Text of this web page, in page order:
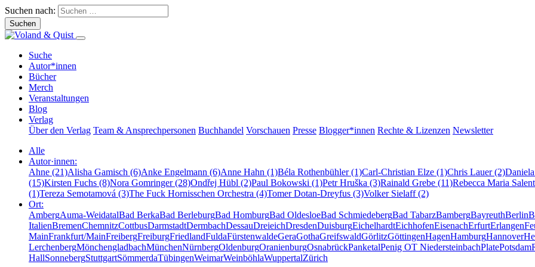
Suchen nach:
Suche
Autor*innen
Bücher
Merch
Veranstaltungen
Blog
Verlag
Über den Verlag Team & Ansprechpersonen Buchhandel Vorschauen Presse Blogger*innen Rechte & Lizenzen Newsletter
Alle
Autor·innen:
Ahne (21)Alisha Gamisch (6)Anke Engelmann (6)Anne Hahn (1)Béla Rothenbühler (1)Carl-Christian Elze (1)Chris Lauer (2)
(15)Kirsten Fuchs (8)Nora Gomringer (28)Ondřej Hübl (2)Paul Bokowski (1)Petr Hruška (3)Rainald Grebe (11)Rebecca Maria
(1)Tereza Semotamová (3)The Fuck Hornisschen Orchestra (4)Tomer Dotan-Dreyfus (3)Volker Sielaff (2)
Ort:
AmbergAuma-WeidatalBad BerkaBad BerleburgBad HomburgBad OldesloeBad SchmiedebergBad TabarzBambergBayreuthBerlin
ItalienBremenChemnitzCottbusDarmstadtDermbachDessauDreieichDresdenDuisburgEichelhardtEichhofenEisenachErfurtErlangen
MainFrankfurt/MainFreibergFreiburgFriedlandFuldaFürstenwaldeGeraGothaGreifswaldGörlitzGöttingenHagenHamburgHannover
LerchenbergMönchengladbachMünchenNürnbergOldenburgOranienburgOsnabrückPanketalPenig OT NiedersteinbachPlatePotsdam
HallSonnebergStuttgartSömmerdaTübingenWeimarWeinböhlaWuppertalZürich